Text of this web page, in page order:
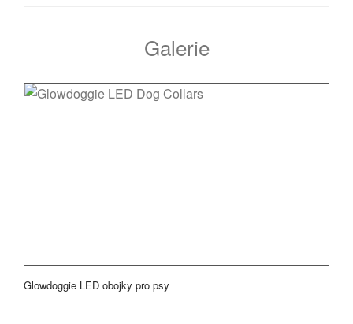
Galerie
Glowdoggie LED obojky pro psy